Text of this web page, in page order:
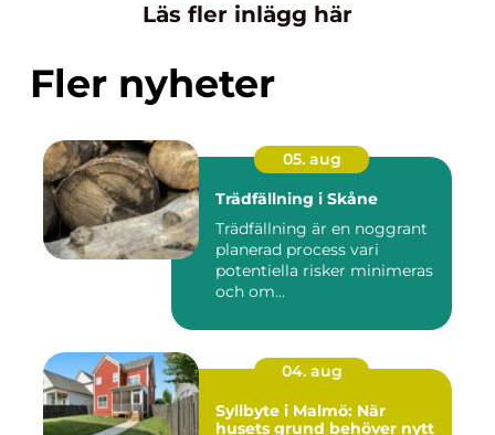
Läs fler inlägg här
Fler nyheter
05. aug
Trädfällning i Skåne
Trädfällning är en noggrant
planerad process vari
potentiella risker minimeras
och om...
04. aug
Syllbyte i Malmö: När
husets grund behöver nytt